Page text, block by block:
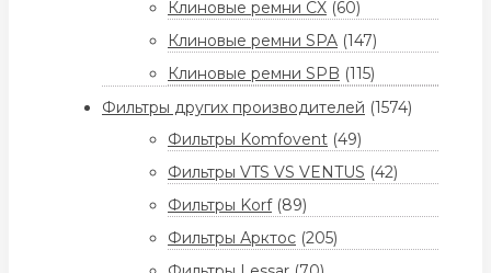
Клиновые ремни CX (60)
Клиновые ремни SPA (147)
Клиновые ремни SPB (115)
Фильтры других производителей (1574)
Фильтры Komfovent (49)
Фильтры VTS VS VENTUS (42)
Фильтры Korf (89)
Фильтры Арктос (205)